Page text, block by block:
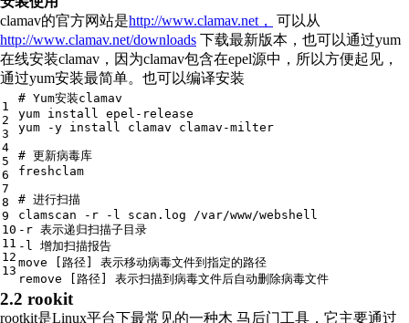
clamav的官方网站是http://www.clamav.net，
可以从
http://www.clamav.net/downloads 下载最新版本，也可以通过yum
在线安装clamav，因为clamav包含在epel源中，所以方便起见，
通过yum安装最简单。也可以编译安装
1
2
3
4
5
6
7
8
9
10
11
12
13
# Yum安装clamav
yum install epel-release
yum -y install clamav clamav-milter
# 更新病毒库
freshclam
# 进行扫描
clamscan -r -l scan.log /var/www/webshell
-r 表示递归扫描子目录
-l 增加扫描报告
move [路径] 表示移动病毒文件到指定的路径
remove [路径] 表示扫描到病毒文件后自动删除病毒文件
2.2 rookit
rootkit是Linux平台下最常见的一种木 马后门工具，它主要通过